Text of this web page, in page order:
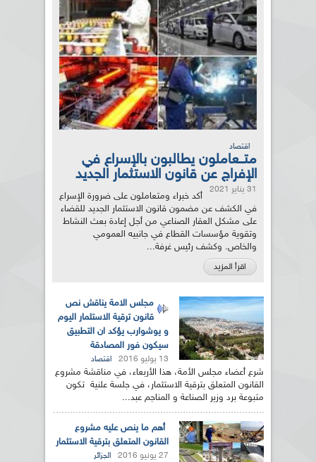
اقتصاد
متــعاملون يطالبون بالإسراع في
الإفراج عن قانون الاستثمار الجديد
31 يناير 2021
أكد خبراء ومتعاملون على ضرورة الإسراع
في الكشف عن مضمون قانون الاستثمار الجديد للقضاء
على مشكل العقار الصناعي من أجل إعادة بعث النشاط
وتقوية مؤسسات القطاع في جانبيه العمومي
والخاص. وكشف رئيس غرفة...
اقرأ المزيد
مجلس الامة يناقش نص
قانون ترقية الاستثمار اليوم
و يوشوارب يؤكد ان التطبيق
سيكون فور المصادقة
13 يوليو 2016 اقتصاد
شرع أعضاء مجلس الأمة، هذا الأربعاء، في مناقشة مشروع
القانون المتعلق بترقية الاستثمار، في جلسة علنية تكون
متبوعة برد وزير الصناعة و المناجم عبد...
أهم ما ينص عليه مشروع
القانون المتعلق بترقية الاستثمار
27 يونيو 2016 الجزائر